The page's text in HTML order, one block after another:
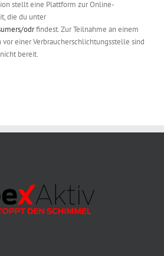
stellt eine Plattform zur Online-
die du unter
odrfindest. Zur Teilnahme an einem
einer Verbraucherschlichtungsstelle sind
bereit.